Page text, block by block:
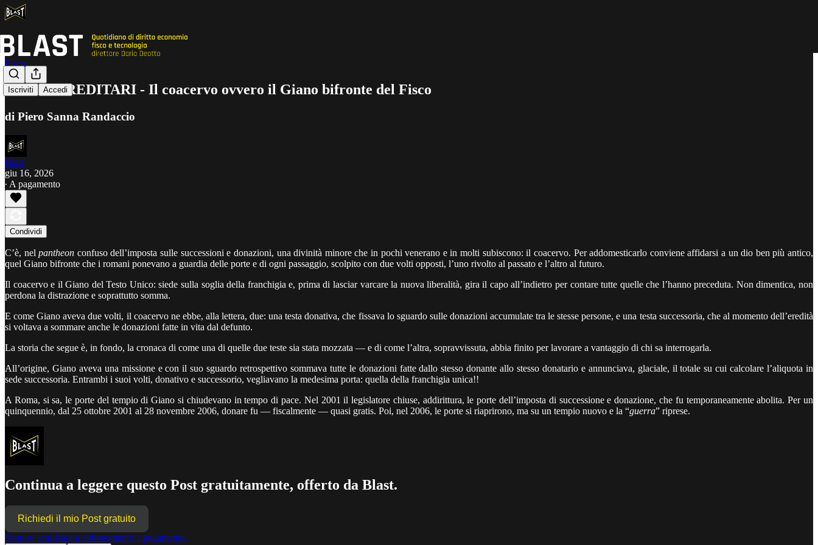
Iscriviti Accedi
Fisco
SPILLI EREDITARI - Il coacervo ovvero il Giano bifronte del Fisco
di Piero Sanna Randaccio
Blast
giu 16, 2026
∙ A pagamento
Condividi
C’è, nelpantheon confuso dell’imposta sulle successioni e donazioni, una divinità minore che in pochi venerano e in molti subiscono: il coacervo. Per addomesticarlo conviene affidarsi a un dio ben più antico,
quel Giano bifronte che i romani ponevano a guardia delle porte e di ogni passaggio, scolpito con due volti opposti, l’uno rivolto al passato e l’altro al futuro.
Il coacervo e il Giano del Testo Unico: siede sulla soglia della franchigia e, prima di lasciar varcare la nuova liberalità, gira il capo all’indietro per contare tutte quelle che l’hanno preceduta. Non dimentica, non
perdona la distrazione e soprattutto somma.
E come Giano aveva due volti, il coacervo ne ebbe, alla lettera, due: una testa donativa, che fissava lo sguardo sulle donazioni accumulate tra le stesse persone, e una testa successoria, che al momento dell’eredità
si voltava a sommare anche le donazioni fatte in vita dal defunto.
La storia che segue è, in fondo, la cronaca di come una di quelle due teste sia stata mozzata — e di come l’altra, sopravvissuta, abbia finito per lavorare a vantaggio di chi sa interrogarla.
All’origine, Giano aveva una missione e con il suo sguardo retrospettivo sommava tutte le donazioni fatte dallo stesso donante allo stesso donatario e annunciava, glaciale, il totale su cui calcolare l’aliquota in
sede successoria. Entrambi i suoi volti, donativo e successorio, vegliavano la medesima porta: quella della franchigia unica!!
A Roma, si sa, le porte del tempio di Giano si chiudevano in tempo di pace. Nel 2001 il legislatore chiuse, addirittura, le porte dell’imposta di successione e donazione, che fu temporaneamente abolita. Per un
quinquennio, dal 25 ottobre 2001 al 28 novembre 2006, donare fu — fiscalmente — quasi gratis. Poi, nel 2006, le porte si riaprirono, ma su un tempio nuovo e la “guerra” riprese.
Continua a leggere questo Post gratuitamente, offerto da Blast.
Richiedi il mio Post gratuito
Oppure acquista un abbonamento a pagamento.